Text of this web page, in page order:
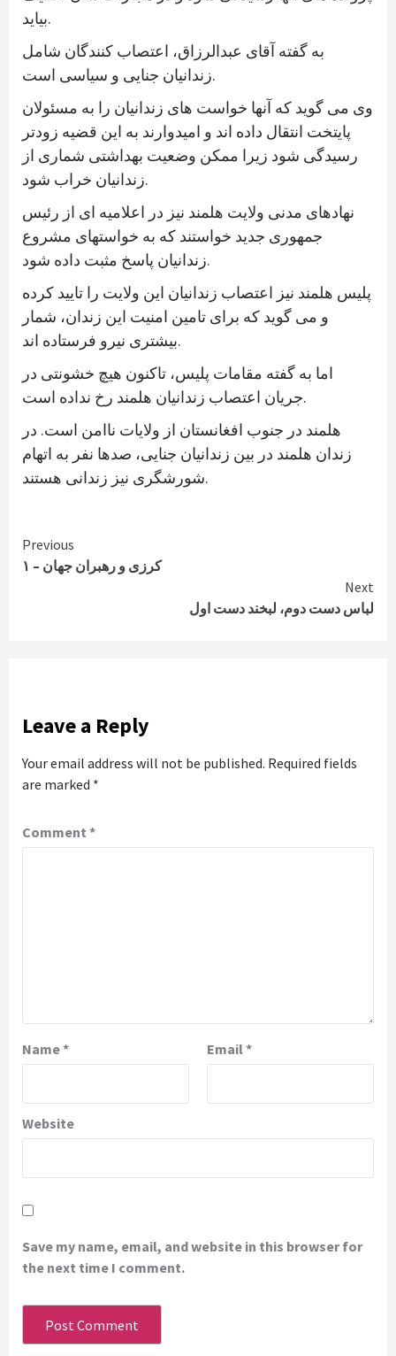
بیاید.
به گفته آقای عبدالرزاق، اعتصاب کنندگان شامل
زندانیان جنایی و سیاسی است.
وی می گوید که آنها خواست های زندانیان را به مسئولان
پایتخت انتقال داده اند و امیدوارند به این قضیه زودتر
رسیدگی شود زیرا ممکن وضعیت بهداشتی شماری از
زندانیان خراب شود.
نهادهای مدنی ولایت هلمند نیز در اعلامیه ای از رئیس
جمهوری جدید خواستند که به خواستهای مشروع
زندانیان پاسخ مثبت داده شود.
پلیس هلمند نیز اعتصاب زندانیان این ولایت را تایید کرده
و می گوید که برای تامین امنیت این زندان، شمار
بیشتری نیرو فرستاده اند.
اما به گفته مقامات پلیس، تاکنون هیچ خشونتی در
جریان اعتصاب زندانیان هلمند رخ نداده است.
هلمند در جنوب افغانستان از ولایات ناامن است. در
زندان هلمند در بین زندانیان جنایی، صدها نفر به اتهام
شورشگری نیز زندانی هستند.
Continue
Reading
Previous
کرزی و رهبران جهان – ۱
Next
لباس دست دوم، لبخند دست اول
Leave a Reply
Your email address will not be published. Required fields
are marked *
Comment *
Name* Email*
Website
Save my name, email, and website in this browser for
the next time I comment.